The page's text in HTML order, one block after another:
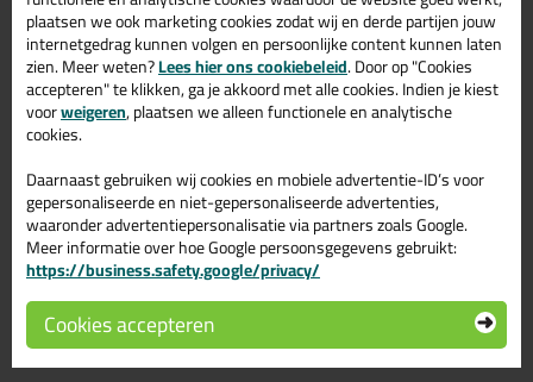
Kenmerken
Compleet magnesiumframe voor duurzaamheid en
lichtheid.
Krachtoverbrenging van 25:1 voor efficiënte toepassing.
Zwarte kleur voor een stijlvolle uitstraling.
dan vergelijkbare modellen - vooruitstrevende technologie.
Verwisselbare drukplaten voor verschillende
mengverhoudingen: 1:1, 3:1, 10:1.
Bescherming tegen corrosie voor stuwkracht- en
aandrijfdelen dankzij een speciale zwarte legering.
Geschikt voor zowel dubbele patronen tot 620 ml als
individuele cartridges (2x 310 ml).
plaatsen we ook marketing cookies zodat wij en derde partijen jouw
internetgedrag kunnen volgen en persoonlijke content kunnen laten
zien. Meer weten?Lees hier ons cookiebeleid. Door op "Cookies
accepteren" te klikken, ga je akkoord met alle cookies. Indien je kiest
voorweigeren, plaatsen we alleen functionele en analytische
cookies.
Daarnaast gebruiken wij cookies en mobiele advertentie-ID’s voor
gepersonaliseerde en niet-gepersonaliseerde advertenties,
waaronder advertentiepersonalisatie via partners zoals Google.
Meer informatie over hoe Google persoonsgegevens gebruikt:
https://business.safety.google/privacy/
Cookies accepteren